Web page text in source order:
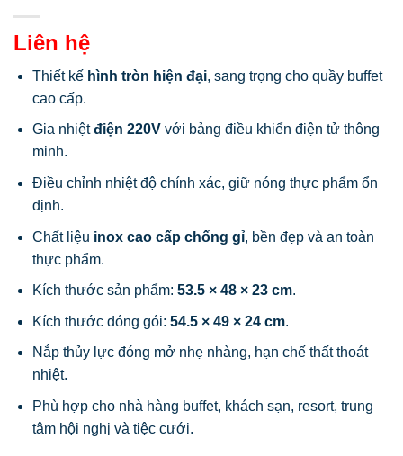
Liên hệ
Thiết kế hình tròn hiện đại, sang trọng cho quầy buffet
cao cấp.
Gia nhiệtđiện 220Vvới bảng điều khiển điện tử thông
minh.
Điều chỉnh nhiệt độ chính xác, giữ nóng thực phẩm ổn
định.
Chất liệu inox cao cấp chống gỉ, bền đẹp và an toàn
thực phẩm.
Kích thước sản phẩm: 53.5 × 48 × 23 cm.
Kích thước đóng gói: 54.5 × 49 × 24 cm.
Nắp thủy lực đóng mở nhẹ nhàng, hạn chế thất thoát
nhiệt.
Phù hợp cho nhà hàng buffet, khách sạn, resort, trung
tâm hội nghị và tiệc cưới.